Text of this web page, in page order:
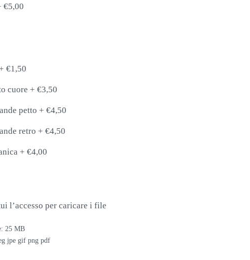
€5,00
+ €1,50
cuore + €3,50
petto + €4,50
retro + €4,50
+ €4,00
l’accesso per caricare i file
25 MB
jpe gif png pdf